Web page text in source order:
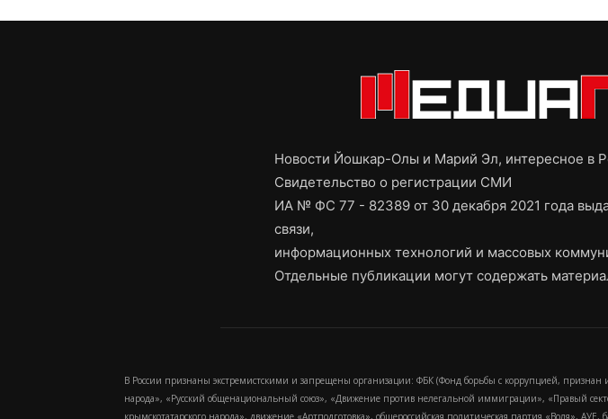
Новости Йошкар-Олы и Марий Эл, интересное в
Свидетельство о регистрации СМИ
ИА № ФС 77 - 82389 от 30 декабря 2021 года
связи,
информационных технологий и массовых
Отдельные публикации могут содержать
В России признаны экстремистскими и запрещены организации: ФБК (Фонд борьбы с коррупцией,
народа», «Русский общенациональный союз», «Движение против нелегальной иммиграции», «Правый
крымскотатарского народа», движение «Артподготовка», общероссийская политическая партия «Воля»,